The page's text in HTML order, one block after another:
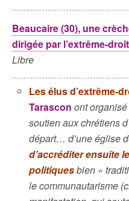
Beaucaire (30), une
dirigée par l’extrême-
Libre
Les élus d’extrême-
Tarascon ont
soutien aux chrétiens
départ… d’une église
d’accréditer ensuite
politiquesbien «
le communautarisme